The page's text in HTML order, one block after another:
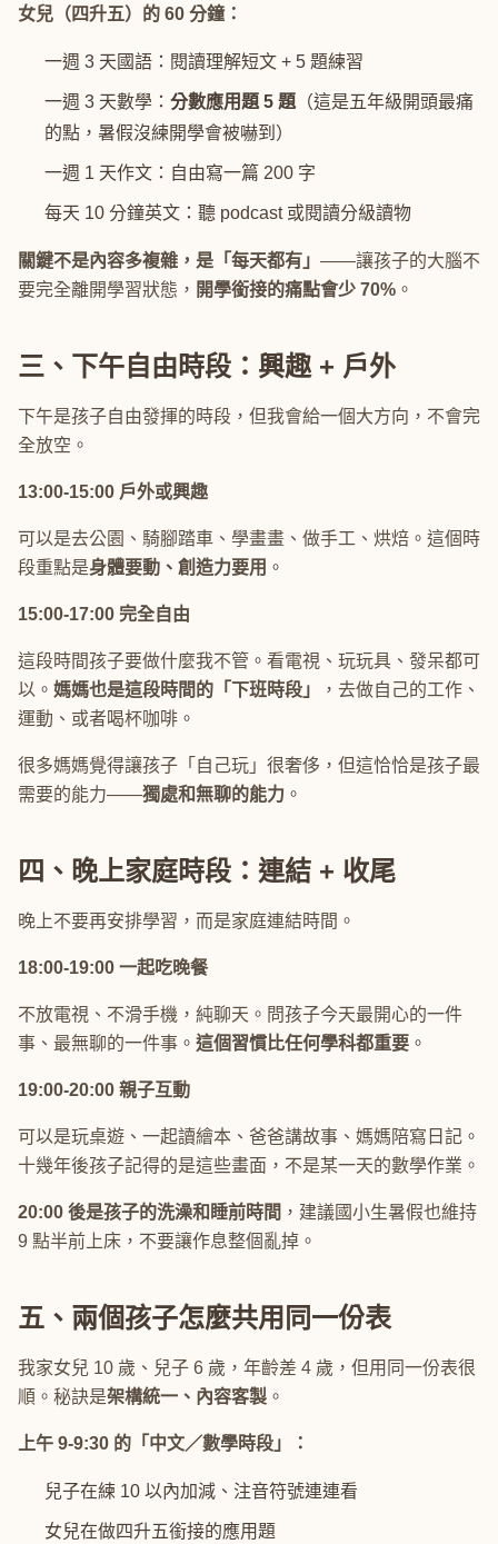
女兒（四升五）的 60 分鐘：
一週 3 天國語：閱讀理解短文 + 5 題練習
一週 3 天數學： 分數應用題 5 題 （這是五年級開頭最痛
的點，暑假沒練開學會被嚇到）
一週 1 天作文：自由寫一篇 200 字
每天 10 分鐘英文：聽 podcast 或閱讀分級讀物
關鍵不是內容多複雜，是「每天都有」 ——讓孩子的大腦不
要完全離開學習狀態， 開學銜接的痛點會少 70% 。
三、下午自由時段：興趣 + 戶外
下午是孩子自由發揮的時段，但我會給一個大方向，不會完
全放空。
13:00-15:00 戶外或興趣
可以是去公園、騎腳踏車、學畫畫、做手工、烘焙。這個時
段重點是身體要動、創造力要用 。
15:00-17:00 完全自由
這段時間孩子要做什麼我不管。看電視、玩玩具、發呆都可
以。 媽媽也是這段時間的「下班時段」
，去做自己的工作、
運動、或者喝杯咖啡。
很多媽媽覺得讓孩子「自己玩」很奢侈，但這恰恰是孩子最
需要的能力——獨處和無聊的能力 。
四、晚上家庭時段：連結 + 收尾
晚上不要再安排學習，而是家庭連結時間。
18:00-19:00 一起吃晚餐
不放電視、不滑手機，純聊天。問孩子今天最開心的一件
事、最無聊的一件事。 這個習慣比任何學科都重要 。
19:00-20:00 親子互動
可以是玩桌遊、一起讀繪本、爸爸講故事、媽媽陪寫日記。
十幾年後孩子記得的是這些畫面，不是某一天的數學作業。
20:00 後是孩子的洗澡和睡前時間 ，建議國小生暑假也維持
9 點半前上床，不要讓作息整個亂掉。
五、兩個孩子怎麼共用同一份表
我家女兒 10 歲、兒子 6 歲，年齡差 4 歲，但用同一份表很
順。秘訣是架構統一、內容客製 。
上午 9-9:30 的「中文／數學時段」：
兒子在練 10 以內加減、注音符號連連看
女兒在做四升五銜接的應用題